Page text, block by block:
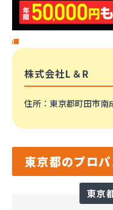
株式会社L＆R
住所 ：東京都町田市
東京都のプロ
東京